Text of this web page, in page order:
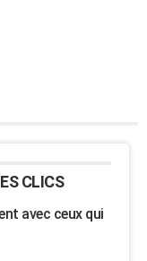
CLICS
avec ceux qui